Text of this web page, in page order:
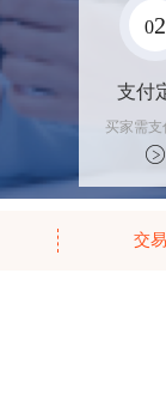
02
支付
买家需支
标价的
买订
交